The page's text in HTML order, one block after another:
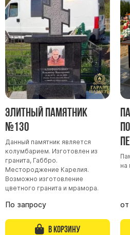
Памятники из
Памятники из
Элитные
Резные
Мемориальные
Памятники с
Склеп
Cкульптуры
Детские
Памятники
Памятники
Европейские
Памятники
Семейные памятники (
Элитный памятник
№130
Данный памятник является
колумбарием. Изготовлен из
гранита, Габбро.
Местороджение Карелия.
Возможно изготовление
цветного гранита и мрамора.
По запросу
В корзину
на
от